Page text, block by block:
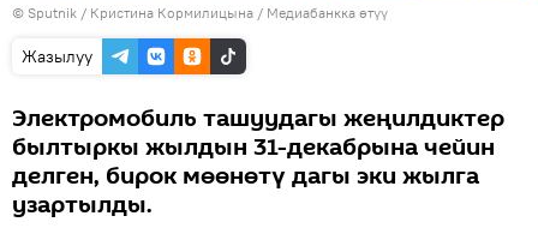
© Sputnik / Кристина Кормилицына / Медиабанкка өтүү
Жазылуу
Электромобиль ташуудагы жеңилдиктер
былтыркы жылдын 31-декабрына чейин
делген, бирок мөөнөтү дагы эки жылга
узартылды.